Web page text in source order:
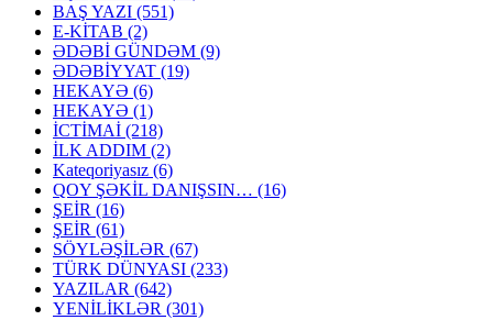
BAŞ YAZI (551)
E-KİTAB (2)
ƏDƏBİ GÜNDƏM (9)
ƏDƏBİYYAT (19)
HEKAYƏ (6)
HEKAYƏ (1)
İCTİMAİ (218)
İLK ADDIM (2)
Kateqoriyasız (6)
QOY ŞƏKİL DANIŞSIN… (16)
ŞEİR (16)
ŞEİR (61)
SÖYLƏŞİLƏR (67)
TÜRK DÜNYASI (233)
YAZILAR (642)
YENİLİKLƏR (301)